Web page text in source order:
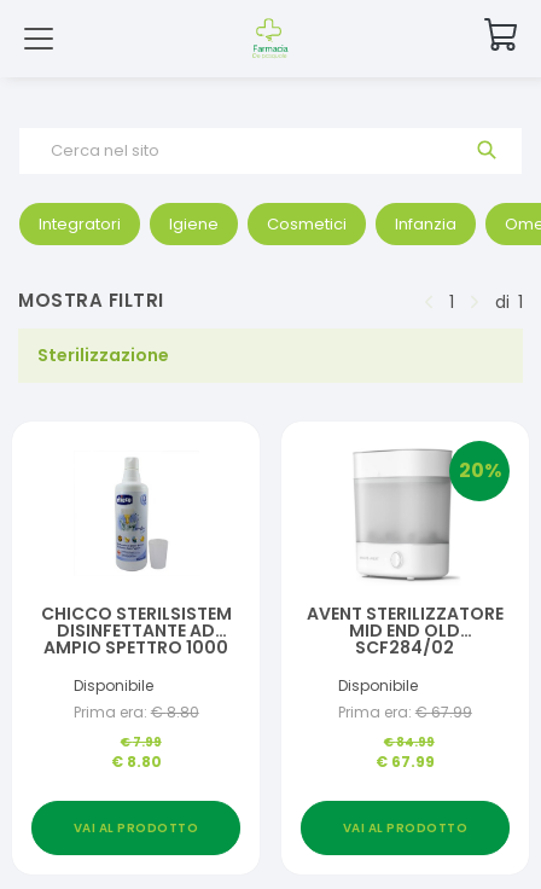
Cerca nel sito
Integratori Igiene Cosmetici Infanzia
MOSTRA FILTRI 1 di 1
Sterilizzazione
CHICCO STERILSISTEM
DISINFETTANTE AD
AMPIO SPETTRO 1000
Disponibile
Prima era: €8.80
€7.99
€ 8.80
VAI AL PRODOTTO
20%
AVENT STERILIZZATORE
MID END OLD
SCF284/02
Disponibile
Prima era: €67.99
€84.99
€ 67.99
VAI AL PRODOTTO